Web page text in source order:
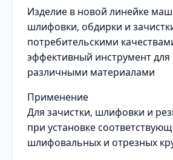
Изделие в новой линейке
шлифовки, обдирки и
потребительскими
эффективный инструмент для
различными материалами
Применение
Для зачистки, шлифовки и
при установке
шлифовальных и отрезных